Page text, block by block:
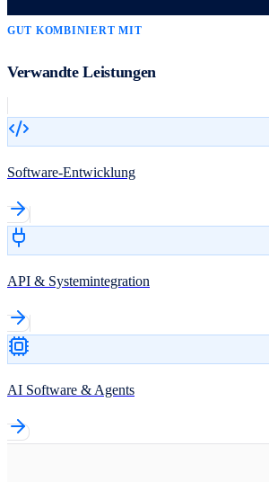
GUT KOMBINIERT MIT
Verwandte Leistungen
Software-Entwicklung
API & Systemintegration
AI Software & Agents